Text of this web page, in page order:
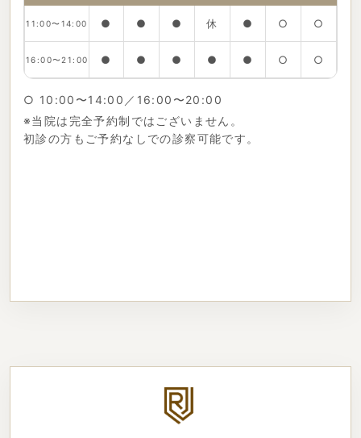
11:00〜14:00 ● ● ● 休 ● ○ ○
16:00〜21:00 ● ● ● ● ● ○ ○
○ 10:00〜14:00／16:00〜20:00
※当院は完全予約制ではございません。
初診の方もご予約なしでの診察可能です。